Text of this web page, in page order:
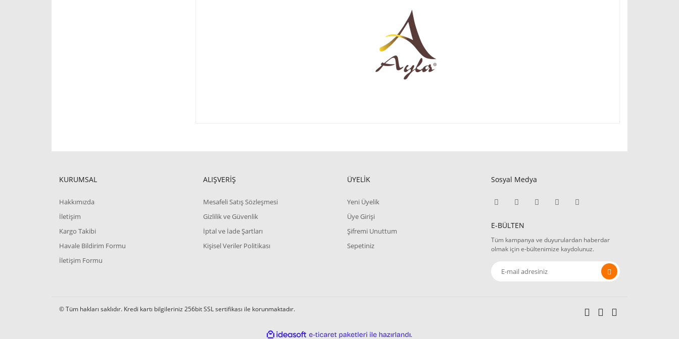
KURUMSAL
Hakkımızda
İletişim
Kargo Takibi
Havale Bildirim Formu
İletişim Formu
ALIŞVERİŞ
Mesafeli Satış Sözleşmesi
Gizlilik ve Güvenlik
İptal ve İade Şartları
Kişisel Veriler Politikası
ÜYELİK
Yeni Üyelik
Üye Girişi
Şifremi Unuttum
Sepetiniz
Sosyal Medya
E-BÜLTEN
Tüm kampanya ve duyurulardan haberdar
olmak için e-bültenimize kaydolunuz.
© Tüm hakları saklıdır. Kredi kartı bilgileriniz 256bit SSL sertifikası ile korunmaktadır.
ideasoft e-